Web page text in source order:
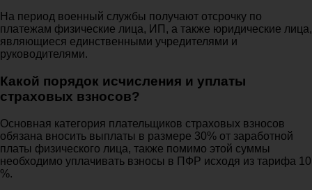
На период военный службы получают отсрочку по
платежам физические лица, ИП, а также юридические лица,
являющиеся единственными учредителями и
руководителями.
Какой порядок исчисления и уплаты
страховых взносов?
Основная категория плательщиков страховых взносов
обязана вносить выплаты в размере 30% от заработной
платы физического лица, также помимо этой суммы
необходимо уплачивать взносы в ПФР исходя из тарифа 10
%.